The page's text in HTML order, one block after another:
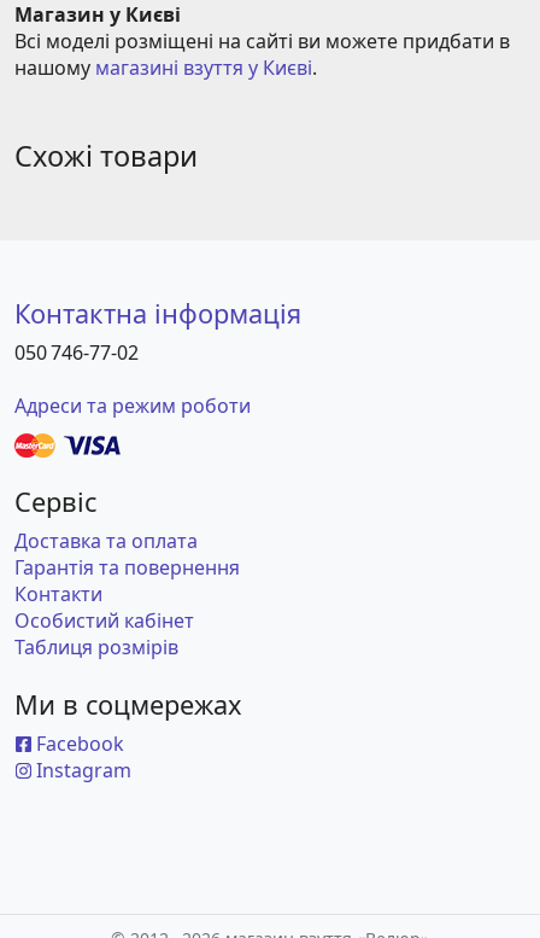
Магазин у Києві
Всі моделі розміщені на сайті ви можете придбати в
нашому магазині взуття у Києві.
Схожі товари
Контактна інформація
050 746-77-02
Адреси та режим роботи
Сервіс
Доставка та оплата
Гарантія та повернення
Контакти
Особистий кабінет
Таблиця розмірів
Ми в соцмережах
Facebook
Instagram